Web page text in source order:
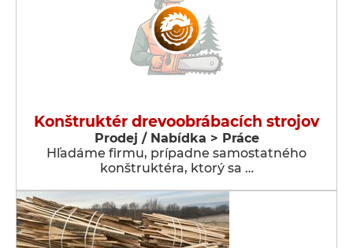
Konštruktér drevoobrábacích strojov
Prodej / Nabídka > Práce
Hľadáme firmu, prípadne samostatného
konštruktéra, ktorý sa …